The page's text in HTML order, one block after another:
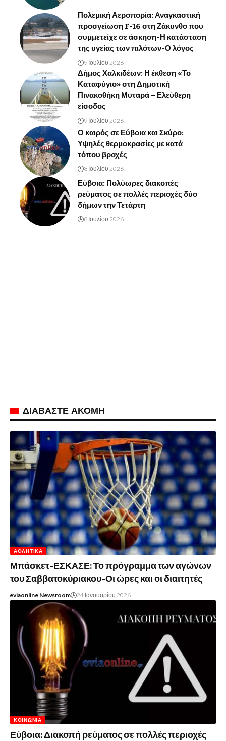
Πολεμική Αεροπορία: Αναγκαστική
προσγείωση F-16 στη Ζάκυνθο που
συμμετείχε σε άσκηση-Η κατάσταση
της υγείας των πιλότων-Ο λόγος
9 Ιουλίου 2026
Δήμος Χαλκιδέων: Η έκθεση «Το
Καταφύγιο» στη Δημοτική
Πινακοθήκη Μυταρά – Ελεύθερη
είσοδος
9 Ιουλίου 2026
Ο καιρός σε Εύβοια και Σκύρο:
Υψηλές θερμοκρασίες με κατά
τόπου βροχές
8 Ιουλίου 2026
Εύβοια: Πολύωρες διακοπές
ρεύματος σε πολλές περιοχές δύο
δήμων την Τετάρτη
8 Ιουλίου 2026
ΔΙΑΒΑΣΤΕ ΑΚΟΜΗ
ΑΘΛΗΤΙΚΆ
Μπάσκετ-ΕΣΚΑΣΕ: Το πρόγραμμα των αγώνων
του Σαββατοκύριακου-Οι ώρες και οι διαιτητές
eviaonline Newsroom 24 Ιανουαρίου 2026
ΚΟΙΝΩΝΊΑ
Εύβοια: Διακοπή ρεύματος σε πολλές περιοχές